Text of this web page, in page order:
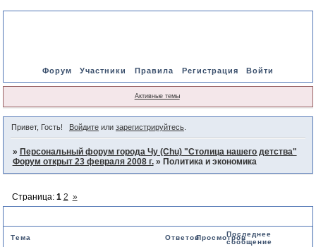
Форум Участники Правила Регистрация Войти
Активные темы
Привет, Гость! Войдитеили зарегистрируйтесь.
» Персональный форум города Чу (Chu) "Столица нашего детства"
Форум открыт 23 февраля 2008 г. » Политика и экономика
Страница: 1 2 »
Тема ОтветовПросмотровПоследнее
сообщение